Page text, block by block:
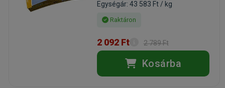
Egységár: 43 583 Ft / kg
Raktáron
2 092 Ft 2 789 Ft
Kosárba